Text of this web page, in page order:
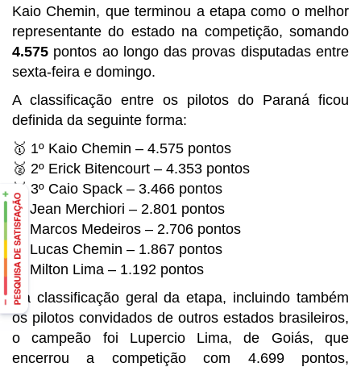
Kaio Chemin, que terminou a etapa como o melhor
representante do estado na competição, somando
4.575 pontos ao longo das provas disputadas entre
sexta-feira e domingo.
A classificação entre os pilotos do Paraná ficou
definida da seguinte forma:
🥇 1º Kaio Chemin – 4.575 pontos
🥈 2º Erick Bitencourt – 4.353 pontos
🥉 3º Caio Spack – 3.466 pontos
4º Jean Merchiori – 2.801 pontos
5º Marcos Medeiros – 2.706 pontos
6º Lucas Chemin – 1.867 pontos
7º Milton Lima – 1.192 pontos
Na classificação geral da etapa, incluindo também
os pilotos convidados de outros estados brasileiros,
o campeão foi Lupercio Lima, de Goiás, que
encerrou a competição com 4.699 pontos,